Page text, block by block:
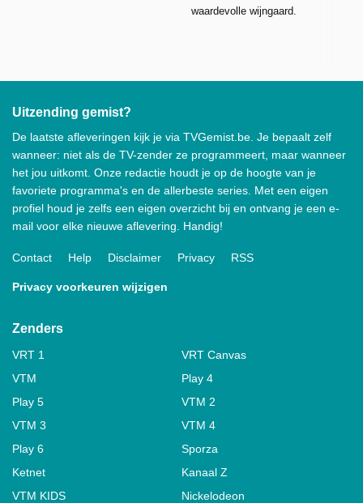
waardevolle wijngaard.
Uitzending gemist?
De laatste afleveringen kijk je via TVGemist.be. Je bepaalt zelf
wanneer: niet als de TV-zender ze programmeert, maar wanneer
het jou uitkomt. Onze redactie houdt je op de hoogte van je
favoriete programma's en de allerbeste series. Met een eigen
profiel houd je zelfs een eigen overzicht bij en ontvang je een e-
mail voor elke nieuwe aflevering. Handig!
Contact Help Disclaimer Privacy RSS
Privacy voorkeuren wijzigen
Zenders
VRT 1
VRT Canvas
VTM
Play 4
Play 5
VTM 2
VTM 3
VTM 4
Play 6
Sporza
Ketnet
Kanaal Z
VTM KIDS
Nickelodeon